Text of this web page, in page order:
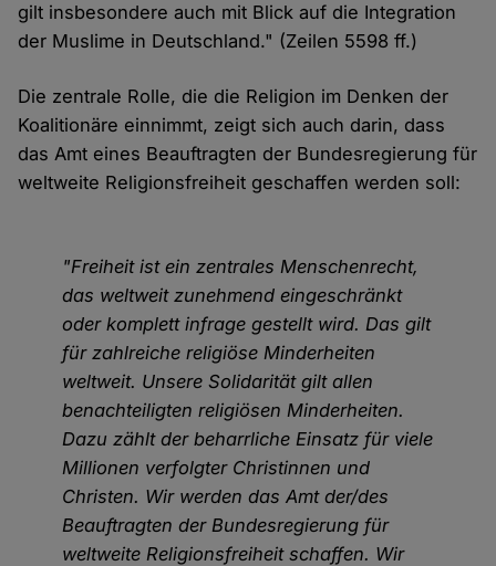
gilt insbesondere auch mit Blick auf die Integration
der Muslime in Deutschland." (Zeilen 5598 ff.)
Die zentrale Rolle, die die Religion im Denken der
Koalitionäre einnimmt, zeigt sich auch darin, dass
das Amt eines Beauftragten der Bundesregierung für
weltweite Religionsfreiheit geschaffen werden soll:
"Freiheit ist ein zentrales Menschenrecht,
das weltweit zunehmend eingeschränkt
oder komplett infrage gestellt wird. Das gilt
für zahlreiche religiöse Minderheiten
weltweit. Unsere Solidarität gilt allen
benachteiligten religiösen Minderheiten.
Dazu zählt der beharrliche Einsatz für viele
Millionen verfolgter Christinnen und
Christen. Wir werden das Amt der/des
Beauftragten der Bundesregierung für
weltweite Religionsfreiheit schaffen. Wir